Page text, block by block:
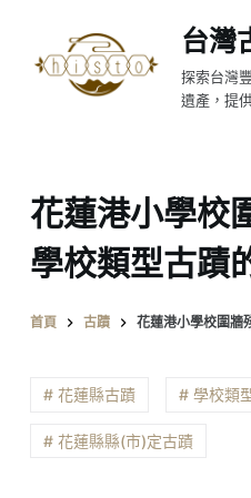
至
台灣
探索台灣
遺產，提
花蓮港小學校
學校類型古蹟
首頁 古蹟 花蓮港小學校圍牆
# 花蓮縣古蹟 # 學校類
# 花蓮縣縣(市)定古蹟